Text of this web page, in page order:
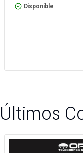
Disponible
Últimos